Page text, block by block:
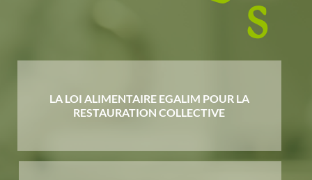
S
LA LOI ALIMENTAIRE EGALIM POUR LA
RESTAURATION COLLECTIVE